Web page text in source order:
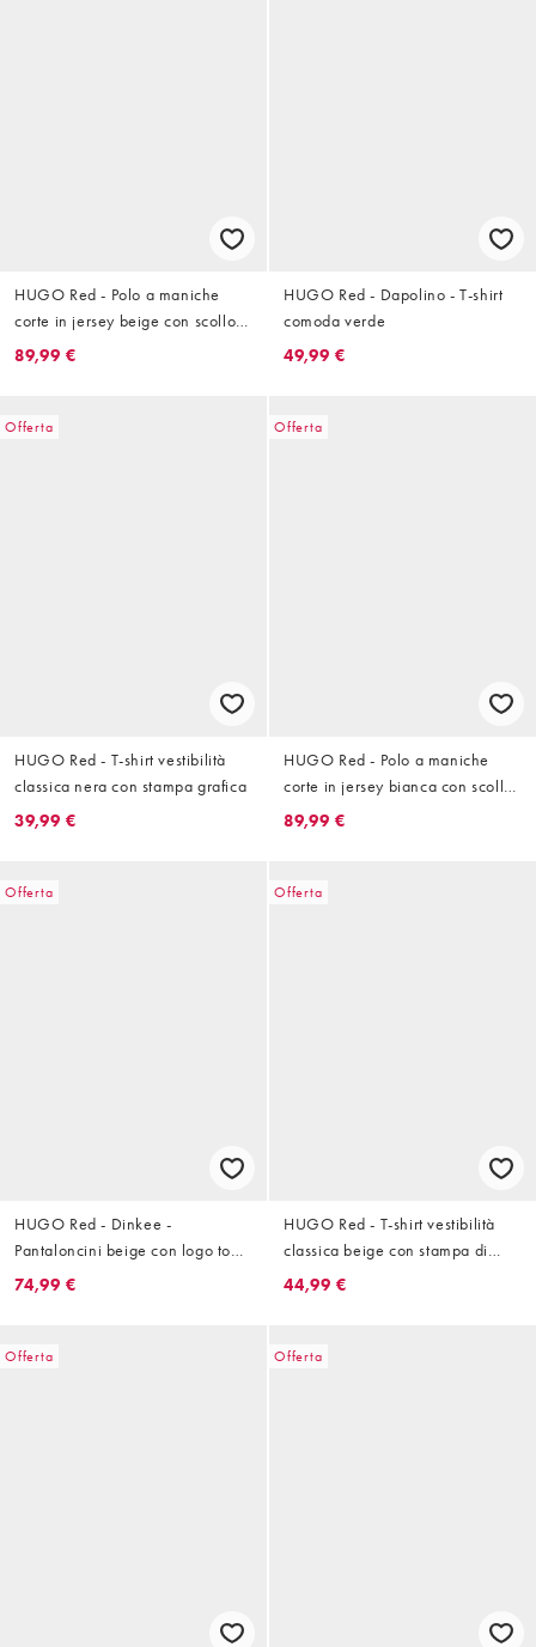
HUGO Red - Polo a maniche
corte in jersey beige con scollo a
V
89,99 €
HUGO Red - Dapolino - T-shirt
comoda verde
49,99 €
Offerta
HUGO Red - T-shirt vestibilità
classica nera con stampa grafica
39,99 €
Offerta
HUGO Red - Polo a maniche
corte in jersey bianca con scollo
a V
89,99 €
Offerta
HUGO Red - Dinkee -
Pantaloncini beige con logo tono
su tono
74,99 €
Offerta
HUGO Red - T-shirt vestibilità
classica beige con stampa di
rosa sul petto
44,99 €
Offerta Offerta